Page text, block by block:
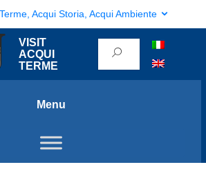
Acqui Storia, Acqui Ambiente
VISIT
ACQUI
TERME
Menu